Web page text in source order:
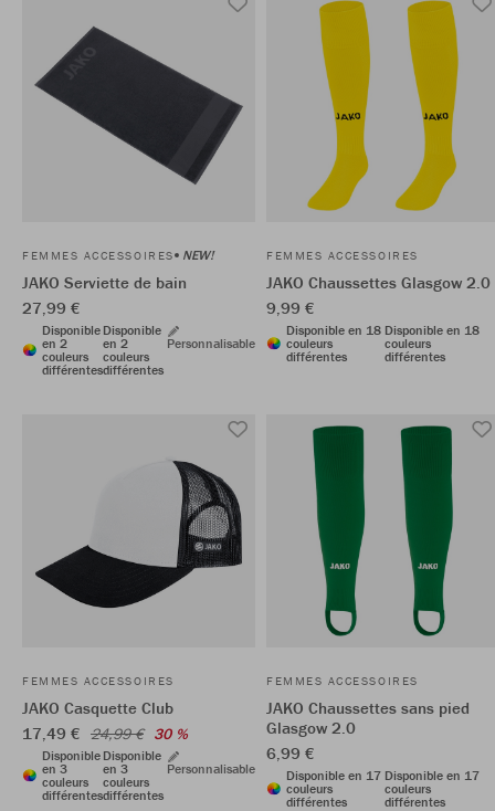
FEMMES ACCESSOIRES NEW!
JAKO Serviette de bain
27,99 €
Disponible
en 2
couleurs
différentes
Disponible
en 2
couleurs
différentes
Personnalisable
FEMMES ACCESSOIRES
JAKO Chaussettes Glasgow 2.0
9,99 €
Disponible en 18
couleurs
différentes
Disponible en 18
couleurs
différentes
FEMMES ACCESSOIRES
JAKO Casquette Club
17,49 € 24,99 € 30 %
Disponible
en 3
couleurs
différentes
Disponible
en 3
couleurs
différentes
Personnalisable
FEMMES ACCESSOIRES
JAKO Chaussettes sans pied
Glasgow 2.0
6,99 €
Disponible en 17
couleurs
différentes
Disponible en 17
couleurs
différentes